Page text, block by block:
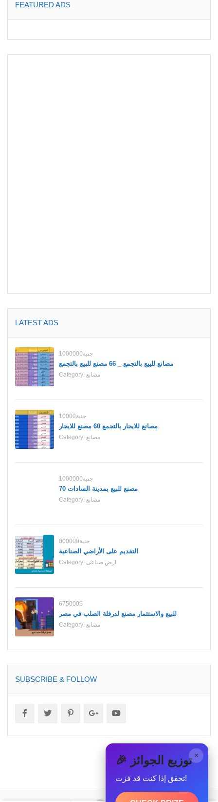
FEATURED ADS
LATEST ADS
1000000جنية
مصانع للبيع بالتجمع _ 66 مصنع للبيع بالتجمع
Category: مصانع
10000جنية
مصانع للايجار بالتجمع 60 مصنع للايجار
Category: مصانع
1000000جنية
70 مصنع للبيع بمدينة السادات
Category: مصانع
000000جنية
التقديم على الأراضي الصناعية
Category: ارض صناعى
675000$
للبيع والاستثمار مصنع لدرفلة الصلب في مصر
Category: مصانع
SUBSCRIBE & FOLLOW
× 🎉 توزيع الجوائز
تحقق إذا كنت قد فزت!